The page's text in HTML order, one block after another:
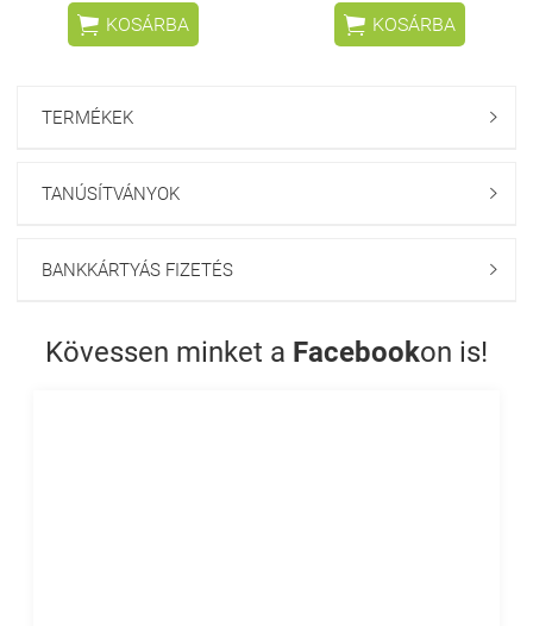
 KOSÁRBA  KOSÁRBA
TERMÉKEK 
TANÚSÍTVÁNYOK 
BANKKÁRTYÁS FIZETÉS 
Kövessen minket a Facebookon is!